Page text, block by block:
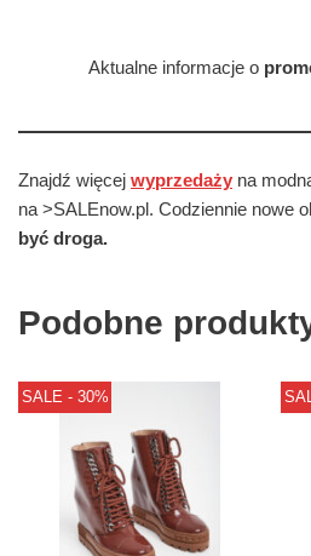
Aktualne informacje o
Znajdź więcej wyprzedaży na
na >SALEnow.pl. Codziennie nowe
być droga.
Podobne
SALE - 30%